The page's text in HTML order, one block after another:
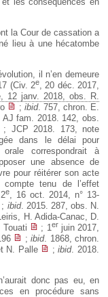
la Cour de cassation a
lieu à une hécatombe
il n’en demeure
(Civ. 2e
, 20 déc. 2017,
12 janv. 2018, obs. R.
; ibid. 757, chron. E.
AJ fam. 2018. 142, obs.
JCP 2018. 173, note
dans le délai pour
correspondrait à
une absence de
pour réitérer son acte
tenu de l’effet
e, 16 oct. 2014, n° 13-
; ibid. 2015. 287, obs. N.
H. Adida-Canac, D.
; 1 er juin 2017,
; ibid. 1868, chron.
N. Palle
;ibid. 2018.
donc pas eu, en
en procédure sans